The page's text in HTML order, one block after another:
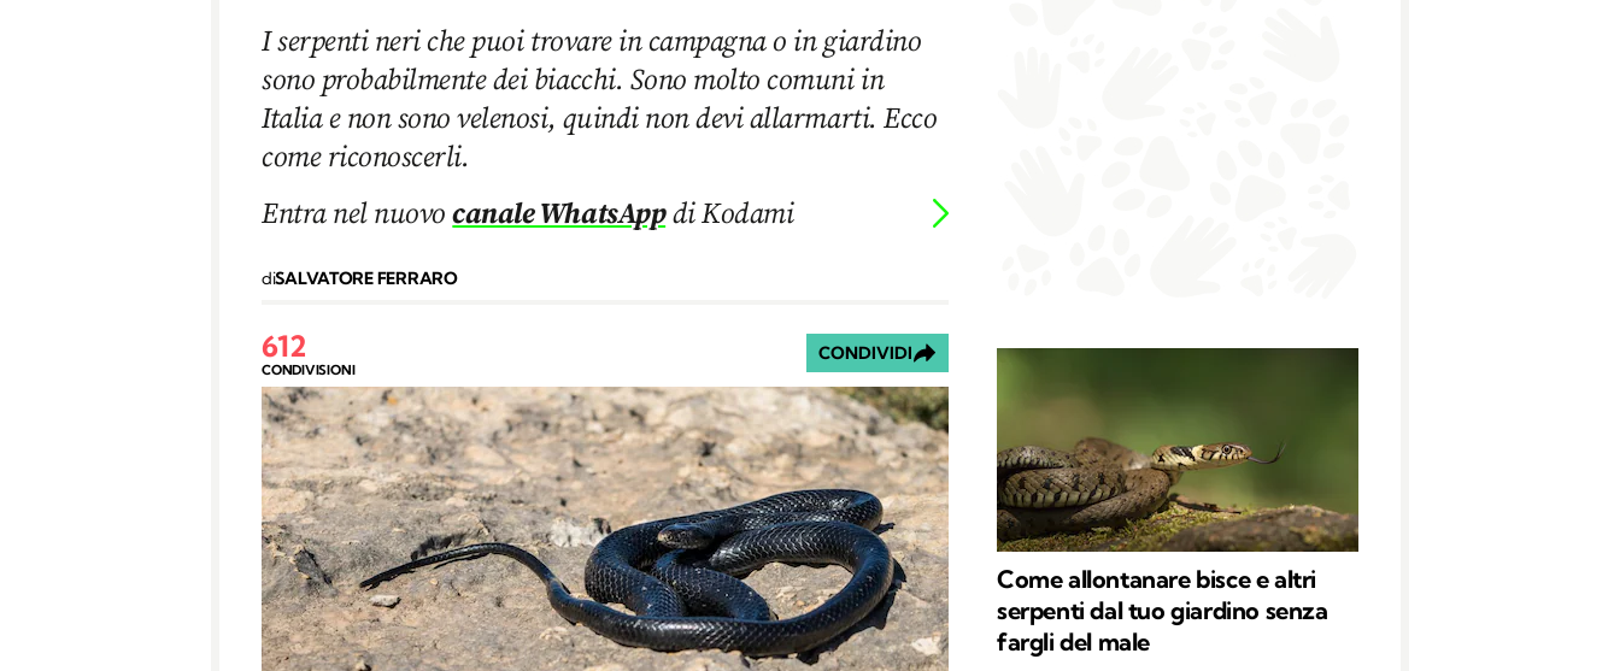
I serpenti neri che puoi trovare in campagna o in giardino
sono probabilmente dei biacchi. Sono molto comuni in
Italia e non sono velenosi, quindi non devi allarmarti. Ecco
come riconoscerli.
Entra nel nuovocanale WhatsAppdi Kodami
diSALVATORE FERRARO
612
CONDIVISIONI
CONDIVIDI
Come allontanare bisce e altri
serpenti dal tuo giardino senza
fargli del male